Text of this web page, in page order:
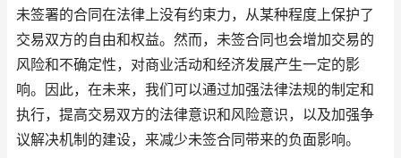
未签署的合同在法律上没有约束力，从某种程度上保护了
交易双方的自由和权益。然而，未签合同也会增加交易的
风险和不确定性，对商业活动和经济发展产生一定的影
响。因此，在未来，我们可以通过加强法律法规的制定和
执行，提高交易双方的法律意识和风险意识，以及加强争
议解决机制的建设，来减少未签合同带来的负面影响。